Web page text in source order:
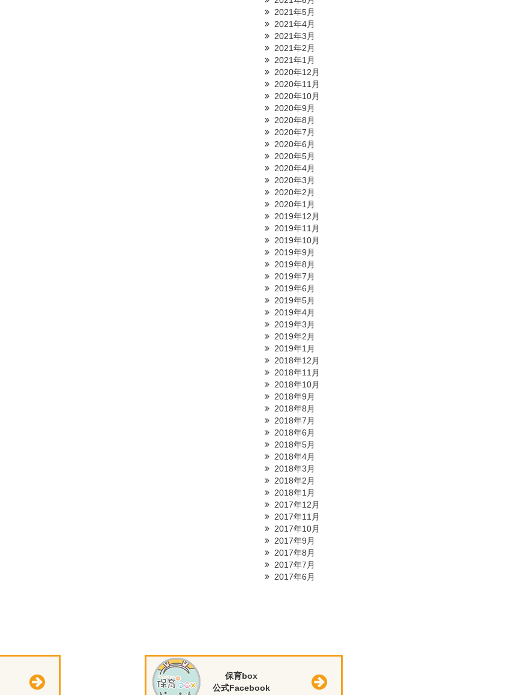
2021年5月
2021年4月
2021年3月
2021年2月
2021年1月
2020年12月
2020年11月
2020年10月
2020年9月
2020年8月
2020年7月
2020年6月
2020年5月
2020年4月
2020年3月
2020年2月
2020年1月
2019年12月
2019年11月
2019年10月
2019年9月
2019年8月
2019年7月
2019年6月
2019年5月
2019年4月
2019年3月
2019年2月
2019年1月
2018年12月
2018年11月
2018年10月
2018年9月
2018年8月
2018年7月
2018年6月
2018年5月
2018年4月
2018年3月
2018年2月
2018年1月
2017年12月
2017年11月
2017年10月
2017年9月
2017年8月
2017年7月
2017年6月
保育box
公式Facebook